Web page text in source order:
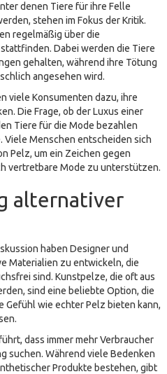
denen Tiere für ihre Felle
stehen im Fokus der Kritik.
regelmäßig über die
Dabei werden die Tiere
gehalten, während ihre Tötung
angesehen wird.
viele Konsumenten dazu, ihre
Die Frage, ob der Luxus einer
Tiere für die Mode bezahlen
Viele Menschen entscheiden sich
Pelz, um ein Zeichen gegen
vertretbare Mode zu unterstützen.
alternativer
haben Designer und
Materialien zu entwickeln, die
sind. Kunstpelze, die oft aus
sind eine beliebte Option, die
Gefühl wie echter Pelz bieten kann,
dass immer mehr Verbraucher
suchen. Während viele Bedenken
Produkte bestehen, gibt